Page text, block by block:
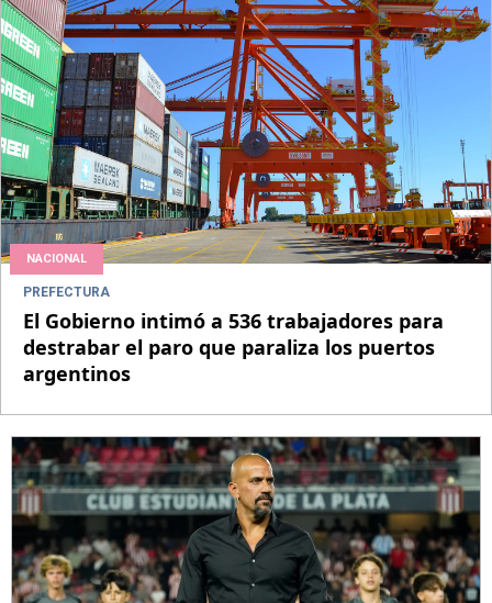
NACIONAL
PREFECTURA
El Gobierno intimó a 536 trabajadores para
destrabar el paro que paraliza los puertos
argentinos